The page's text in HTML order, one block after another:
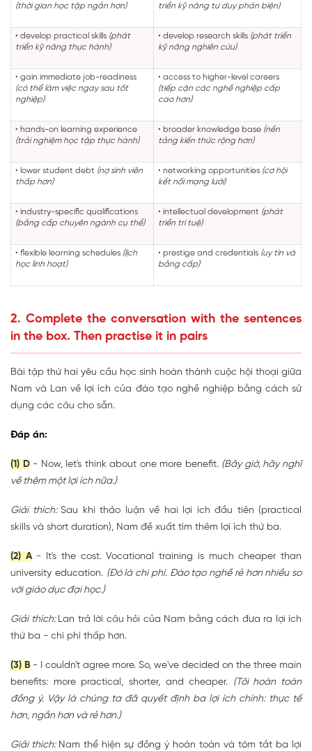
(thời gian học tập ngắn hơn)
triển kỹ năng tư duy phản biện)
• develop practical skills (phát
triển kỹ năng thực hành)
• develop research skills (phát triển
kỹ năng nghiên cứu)
• gain immediate job-readiness
(có thể làm việc ngay sau tốt
nghiệp)
• access to higher-level careers
(tiếp cận các nghề nghiệp cấp
cao hơn)
• hands-on learning experience
(trải nghiệm học tập thực hành)
• broader knowledge base (nền
tảng kiến thức rộng hơn)
• lower student debt (nợ sinh viên
thấp hơn)
• networking opportunities (cơ hội
kết nối mạng lưới)
• industry-specific qualifications
(bằng cấp chuyên ngành cụ thể)
• intellectual development (phát
triển trí tuệ)
• flexible learning schedules (lịch
học linh hoạt)
• prestige and credentials (uy tín và
bằng cấp)
2. Complete the conversation with the sentences
in the box. Then practise it in pairs
Bài tập thứ hai yêu cầu học sinh hoàn thành cuộc hội thoại giữa
Nam và Lan về lợi ích của đào tạo nghề nghiệp bằng cách sử
dụng các câu cho sẵn.
Đáp án:
(1) D- Now, let's think about one more benefit. (Bây giờ, hãy nghĩ
về thêm một lợi ích nữa.)
Giải thích: Sau khi thảo luận về hai lợi ích đầu tiên (practical
skills và short duration), Nam đề xuất tìm thêm lợi ích thứ ba.
(2) A- It's the cost. Vocational training is much cheaper than
university education. (Đó là chi phí. Đào tạo nghề rẻ hơn nhiều so
với giáo dục đại học.)
Giải thích: Lan trả lời câu hỏi của Nam bằng cách đưa ra lợi ích
thứ ba - chi phí thấp hơn.
(3) B - I couldn't agree more. So, we've decided on the three main
benefits: more practical, shorter, and cheaper. (Tôi hoàn toàn
đồng ý. Vậy là chúng ta đã quyết định ba lợi ích chính: thực tế
hơn, ngắn hơn và rẻ hơn.)
Giải thích: Nam thể hiện sự đồng ý hoàn toàn và tóm tắt ba lợi